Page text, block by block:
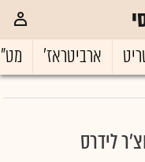
ארביטראז'
לידרס